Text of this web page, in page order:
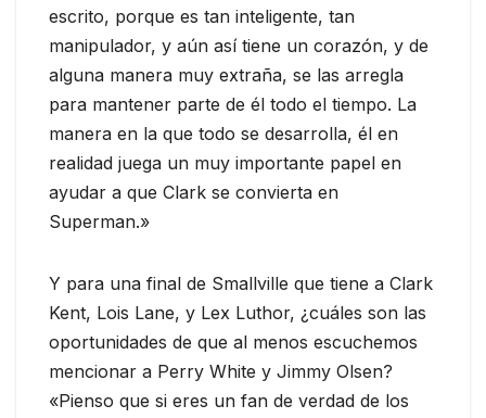
escrito, porque es tan inteligente, tan
manipulador, y aún así tiene un corazón, y de
alguna manera muy extraña, se las arregla
para mantener parte de él todo el tiempo. La
manera en la que todo se desarrolla, él en
realidad juega un muy importante papel en
ayudar a que Clark se convierta en
Superman.»
Y para una final de Smallville que tiene a Clark
Kent, Lois Lane, y Lex Luthor, ¿cuáles son las
oportunidades de que al menos escuchemos
mencionar a Perry White y Jimmy Olsen?
«Pienso que si eres un fan de verdad de los